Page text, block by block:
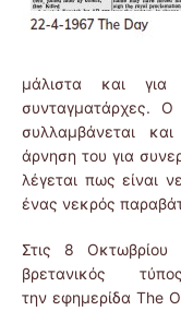
μάλιστα και
συνταγματάρχες. Ο
συλλαμβάνεται
άρνηση του για
λέγεται πως είναι
ένας νεκρός
Στις 8
βρετανικός
την εφημερίδα The